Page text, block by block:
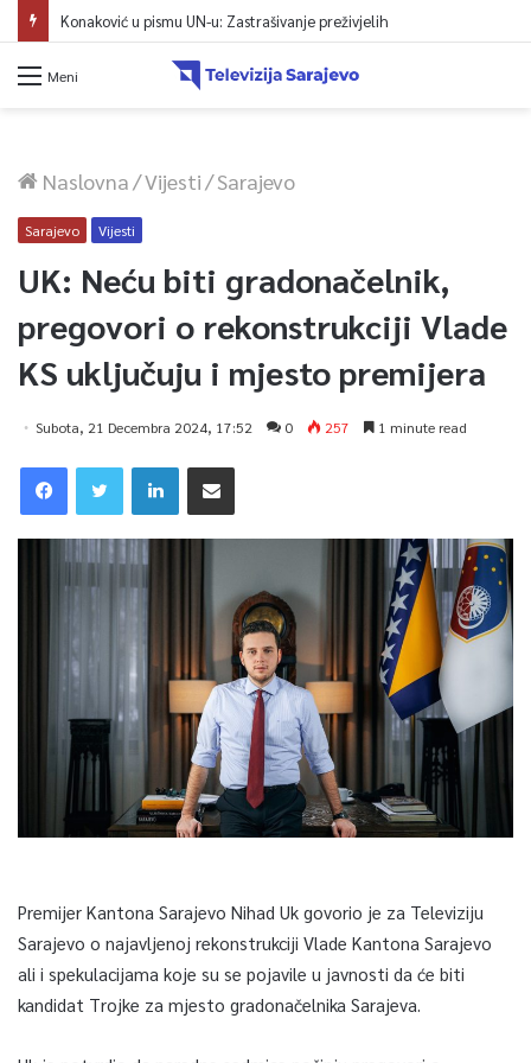
Konaković u pismu UN-u: Zastrašivanje preživjelih
Meni
Naslovna/Vijesti/Sarajevo
Sarajevo Vijesti
UK: Neću biti gradonačelnik,
pregovori o rekonstrukciji Vlade
KS uključuju i mjesto premijera
Subota, 21 Decembra 2024, 17:52 0 257 1 minute read
Premijer Kantona Sarajevo Nihad Uk govorio je za Televiziju
Sarajevo o najavljenoj rekonstrukciji Vlade Kantona Sarajevo
ali i spekulacijama koje su se pojavile u javnosti da će biti
kandidat Trojke za mjesto gradonačelnika Sarajeva.